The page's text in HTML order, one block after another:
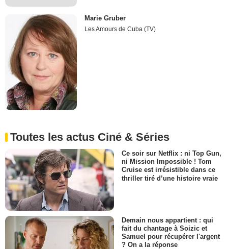
Marie Gruber
Les Amours de Cuba (TV)
Toutes les actus Ciné & Séries
Ce soir sur Netflix : ni Top Gun,
ni Mission Impossible ! Tom
Cruise est irrésistible dans ce
thriller tiré d’une histoire vraie
Demain nous appartient : qui
fait du chantage à Soizic et
Samuel pour récupérer l'argent
? On a la réponse